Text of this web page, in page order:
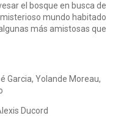
el bosque en busca de
mundo habitado
más amistosas que
Garcia, Yolande Moreau,
Ducord